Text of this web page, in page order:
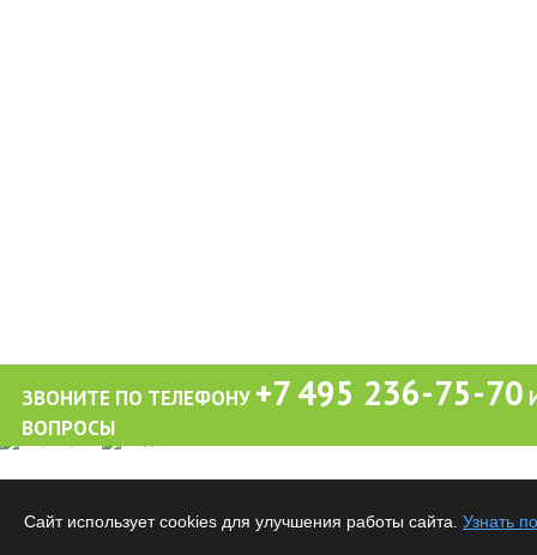
ЗВОНИТЕ ПО ТЕЛЕФОНУ +7 495 236-75-70
ВОПРОСЫ
Все материалы данного сайта являются объектами авторского права. Запрещается
Сайт использует cookies для улучшения работы сайта. Узнать